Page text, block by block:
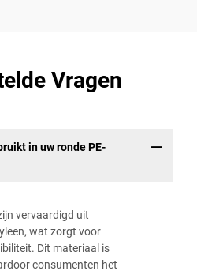
Vragen
in uw ronde PE-
vervaardigd uit
wat zorgt voor
Dit materiaal is
consumenten het